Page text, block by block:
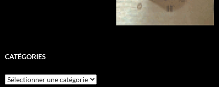
CATÉGORIES
Catégories